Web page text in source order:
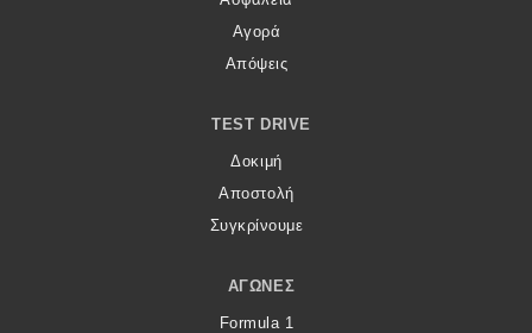
Αγορά
Απόψεις
TEST DRIVE
Δοκιμή
Αποστολή
Συγκρίνουμε
ΑΓΏΝΕΣ
Formula 1